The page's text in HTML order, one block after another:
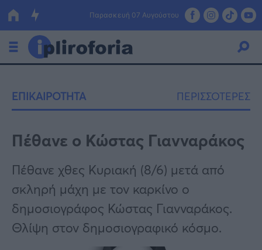
Παρασκευή 07 Αυγούστου
Οικονομία
Πολιτική
Τράπεζες
Επιδοτήσεις
ΕΣΠΑ
Κόσμος
Lifestyle
Αθλητικά
ΕΠΙΚΑΙΡΟΤΗΤΑ ΠΕΡΙΣΣΟΤΕΡΕΣ
Πέθανε ο Κώστας Γιανναράκος
Πέθανε χθες Κυριακή (8/6) μετά από
σκληρή μάχη με τον καρκίνο ο
δημοσιογράφος Κώστας Γιανναράκος.
Θλίψη στον δημοσιογραφικό κόσμο.